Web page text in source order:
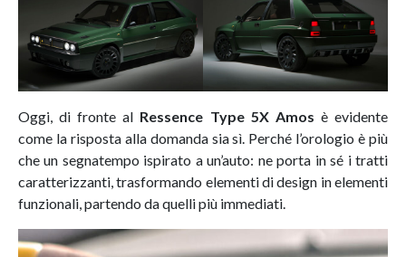
Oggi, di fronte al Ressence Type 5X Amos è evidente
come la risposta alla domanda sia sì. Perché l’orologio è più
che un segnatempo ispirato a un’auto: ne porta in sé i tratti
caratterizzanti, trasformando elementi di design in elementi
funzionali, partendo da quelli più immediati.